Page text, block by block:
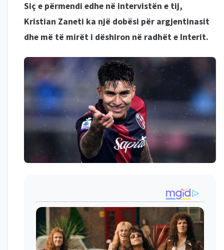
Siç e përmendi edhe në intervistën e tij,
Kristian Zaneti ka një dobësi për argjentinasit
dhe më të mirët i dëshiron në radhët e Interit.